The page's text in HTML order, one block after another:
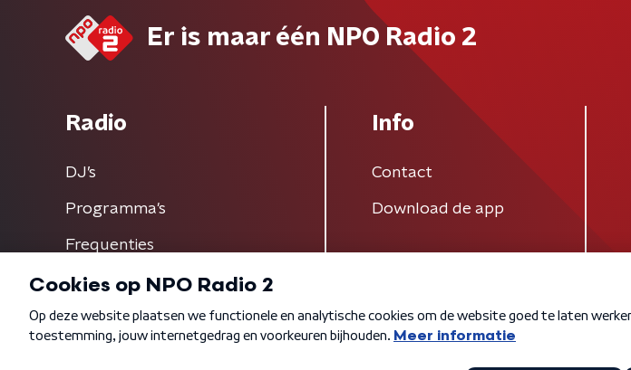
Er is maar één NPO Radio 2
Radio
DJ’s
Programma's
Frequenties
Info
Contact
Download de app
Algemene voorwaarden Privacybeleid